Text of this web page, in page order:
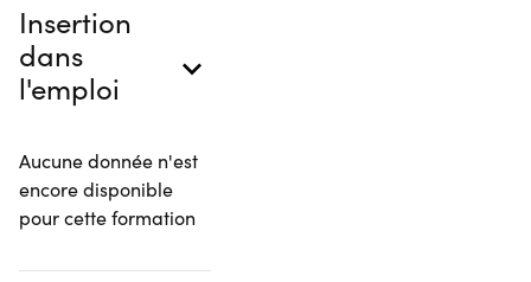
Insertion
dans
l'emploi
Aucune donnée n'est
encore disponible
pour cette formation